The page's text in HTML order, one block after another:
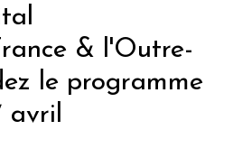
& l'Outre-
le programme
avril